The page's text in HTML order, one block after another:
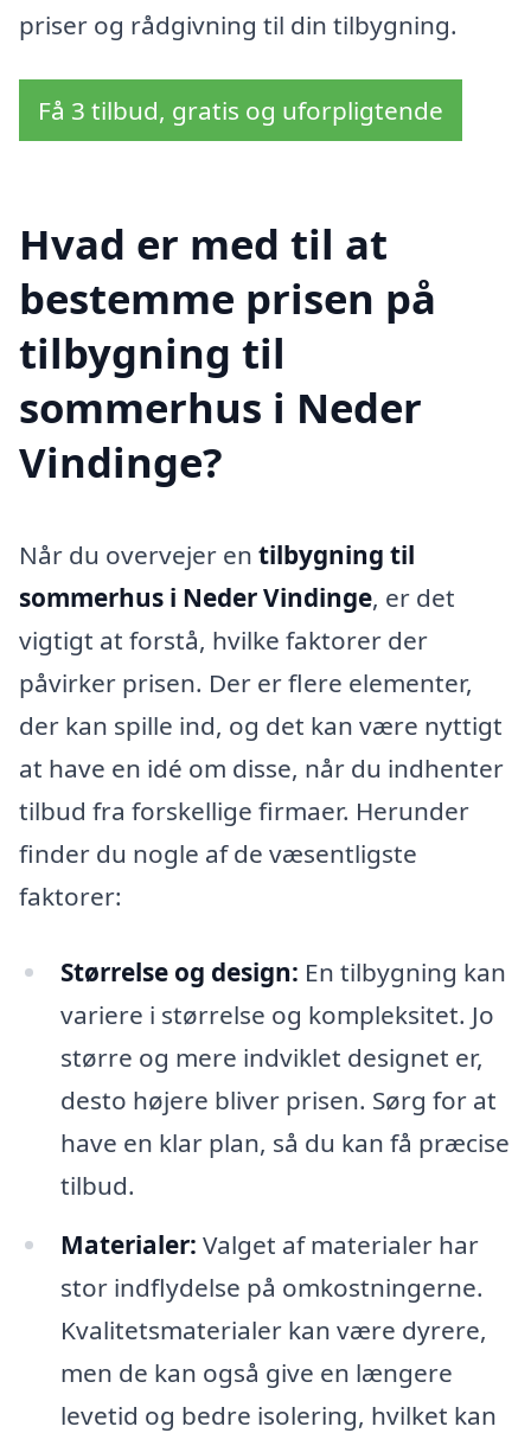
priser og rådgivning til din tilbygning.
Få 3 tilbud, gratis og uforpligtende
Hvad er med til at
bestemme prisen på
tilbygning til
sommerhus i Neder
Vindinge?
Når du overvejer en tilbygning til
sommerhus i Neder Vindinge, er det
vigtigt at forstå, hvilke faktorer der
påvirker prisen. Der er flere elementer,
der kan spille ind, og det kan være nyttigt
at have en idé om disse, når du indhenter
tilbud fra forskellige firmaer. Herunder
finder du nogle af de væsentligste
faktorer:
Størrelse og design: En tilbygning kan
variere i størrelse og kompleksitet. Jo
større og mere indviklet designet er,
desto højere bliver prisen. Sørg for at
have en klar plan, så du kan få præcise
tilbud.
Materialer: Valget af materialer har
stor indflydelse på omkostningerne.
Kvalitetsmaterialer kan være dyrere,
men de kan også give en længere
levetid og bedre isolering, hvilket kan